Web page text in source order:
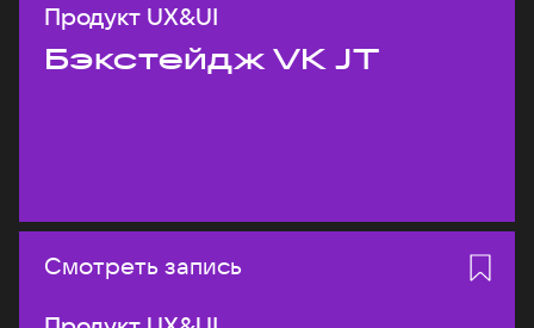
Продукт UX&UI
Бэкстейдж VK JT
Смотреть запись